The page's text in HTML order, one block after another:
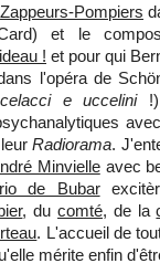
Zappeurs-Pompiers
et le
! et pour qui
l'opéra de
e uccelini!).
leurRadiorama.
Minvielleavec
de Bubar
, ducomté, de la
. L'accueil de
mérite enfin